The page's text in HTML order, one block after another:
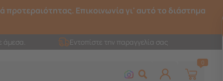
προτεραιότητας. Επικοινωνία γι' αυτό το διάστημα
άμεσα. Εντοπίστε την παραγγελία σας
0